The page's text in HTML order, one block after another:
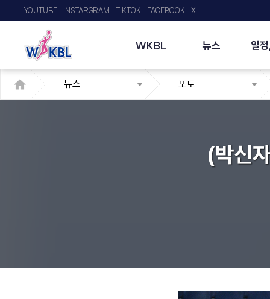
WKBL 뉴스 일
YOUTUBE INSTARGRAM TIKTOK FACEBOOK X
뉴스 포토
(박신